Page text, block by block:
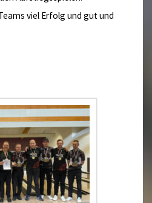
viel Erfolg und gut und